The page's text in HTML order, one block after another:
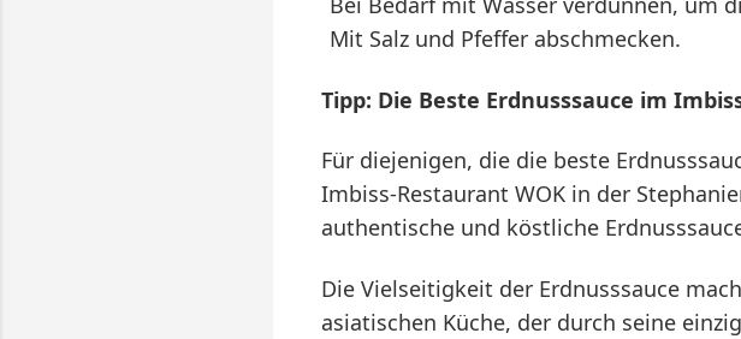
Mit Salz und Pfeffer abschmecken.
Tipp: Die Beste Erdnusssauce im
Für diejenigen, die die beste
Imbiss-Restaurant WOK in der
authentische und köstliche
Die Vielseitigkeit der Erdnusssauce
asiatischen Küche, der durch seine